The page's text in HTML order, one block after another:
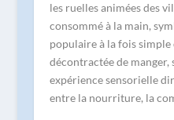
les ruelles animées des
consommé à la main,
populaire à la fois
décontractée de manger,
expérience sensorielle
entre la nourriture, la